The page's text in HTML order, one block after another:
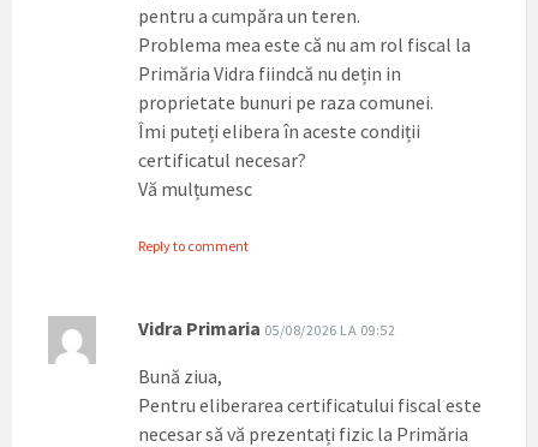
pentru a cumpăra un teren.
Problema mea este că nu am rol fiscal la
Primăria Vidra fiindcă nu dețin in
proprietate bunuri pe raza comunei.
Îmi puteți elibera în aceste condiții
certificatul necesar?
Vă mulțumesc
Reply to comment
Vidra Primaria 05/08/2026 LA 09:52
Bună ziua,
Pentru eliberarea certificatului fiscal este
necesar să vă prezentați fizic la Primăria